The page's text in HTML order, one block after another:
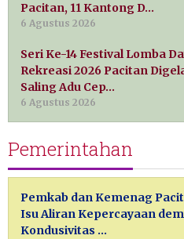
Pacitan, 11 Kantong D…
6 Agustus 2026
Seri Ke-14 Festival Lomba
Rekreasi 2026 Pacitan
Saling Adu Cep…
6 Agustus 2026
Pemerintahan
Pemkab dan Kemenag
Isu Aliran Kepercayaan
Kondusivitas …